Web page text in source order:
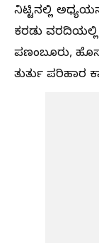
ನಿಟ್ಟಿನಲ್ಲಿ
ಕರಡು
ಪಣಂಬೂರು,
ತುರ್ತು ಪರಿಹಾರ